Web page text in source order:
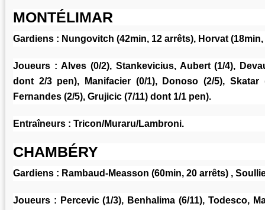
MONTÉLIMAR
Gardiens : Nungovitch (42min, 12 arrêts), Horvat
Joueurs : Alves (0/2), Stankevicius, Aubert (1/4),
dont 2/3 pen), Manifacier (0/1), Donoso (2/5), Skatar
Fernandes (2/5), Grujicic (7/11) dont 1/1 pen).
Entraîneurs : Tricon/Muraru/Lambroni.
CHAMBÉRY
Gardiens : Rambaud-Measson (60min, 20 arrêts) ,
Joueurs : Percevic (1/3), Benhalima (6/11), Todesco,